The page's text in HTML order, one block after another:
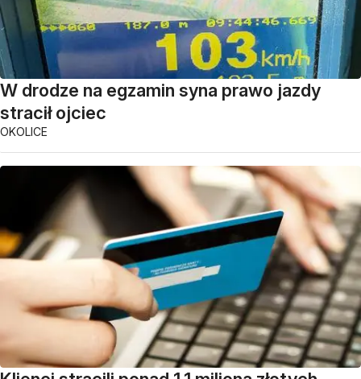
W drodze na egzamin syna prawo jazdy
stracił ojciec
OKOLICE